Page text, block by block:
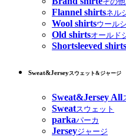
Flannel shirtsネル
Wool shirtsウール
Old shirtsオールド
Shortsleeved shirts
Sweat&Jerseyスウェット&ジャージ
Sweat&Jersey All
Sweatスウェット
parkaパーカ
Jerseyジャージ